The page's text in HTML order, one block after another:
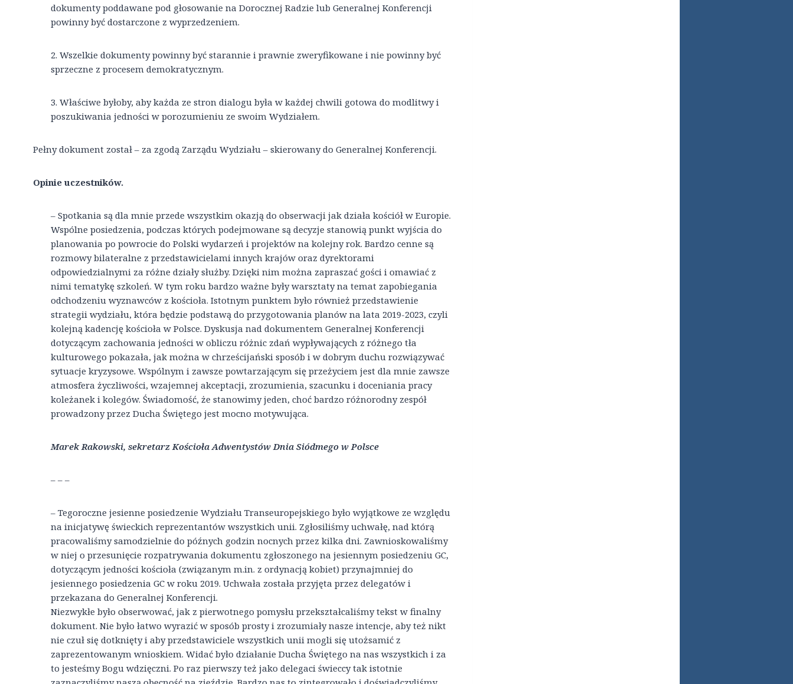
dokumenty poddawane pod głosowanie na Dorocznej Radzie lub Generalnej Konferencji
powinny być dostarczone z wyprzedzeniem.
2. Wszelkie dokumenty powinny być starannie i prawnie zweryfikowane i nie powinny być
sprzeczne z procesem demokratycznym.
3. Właściwe byłoby, aby każda ze stron dialogu była w każdej chwili gotowa do modlitwy i
poszukiwania jedności w porozumieniu ze swoim Wydziałem.
Pełny dokument został – za zgodą Zarządu Wydziału – skierowany do Generalnej Konferencji.
Opinie uczestników.
– Spotkania są dla mnie przede wszystkim okazją do obserwacji jak działa kościół w Europie.
Wspólne posiedzenia, podczas których podejmowane są decyzje stanowią punkt wyjścia do
planowania po powrocie do Polski wydarzeń i projektów na kolejny rok. Bardzo cenne są
rozmowy bilateralne z przedstawicielami innych krajów oraz dyrektorami
odpowiedzialnymi za różne działy służby. Dzięki nim można zapraszać gości i omawiać z
nimi tematykę szkoleń. W tym roku bardzo ważne były warsztaty na temat zapobiegania
odchodzeniu wyznawców z kościoła. Istotnym punktem było również przedstawienie
strategii wydziału, która będzie podstawą do przygotowania planów na lata 2019-2023, czyli
kolejną kadencję kościoła w Polsce. Dyskusja nad dokumentem Generalnej Konferencji
dotyczącym zachowania jedności w obliczu różnic zdań wypływających z różnego tła
kulturowego pokazała, jak można w chrześcijański sposób i w dobrym duchu rozwiązywać
sytuacje kryzysowe. Wspólnym i zawsze powtarzającym się przeżyciem jest dla mnie zawsze
atmosfera życzliwości, wzajemnej akceptacji, zrozumienia, szacunku i doceniania pracy
koleżanek i kolegów. Świadomość, że stanowimy jeden, choć bardzo różnorodny zespół
prowadzony przez Ducha Świętego jest mocno motywująca.
Marek Rakowski, sekretarz Kościoła Adwentystów Dnia Siódmego w Polsce
– – –
– Tegoroczne jesienne posiedzenie Wydziału Transeuropejskiego było wyjątkowe ze względu
na inicjatywę świeckich reprezentantów wszystkich unii. Zgłosiliśmy uchwałę, nad którą
pracowaliśmy samodzielnie do późnych godzin nocnych przez kilka dni. Zawnioskowaliśmy
w niej o przesunięcie rozpatrywania dokumentu zgłoszonego na jesiennym posiedzeniu GC,
dotyczącym jedności kościoła (związanym m.in. z ordynacją kobiet) przynajmniej do
jesiennego posiedzenia GC w roku 2019. Uchwała została przyjęta przez delegatów i
przekazana do Generalnej Konferencji.
Niezwykłe było obserwować, jak z pierwotnego pomysłu przekształcaliśmy tekst w finalny
dokument. Nie było łatwo wyrazić w sposób prosty i zrozumiały nasze intencje, aby też nikt
nie czuł się dotknięty i aby przedstawiciele wszystkich unii mogli się utożsamić z
zaprezentowanym wnioskiem. Widać było działanie Ducha Świętego na nas wszystkich i za
to jesteśmy Bogu wdzięczni. Po raz pierwszy też jako delegaci świeccy tak istotnie